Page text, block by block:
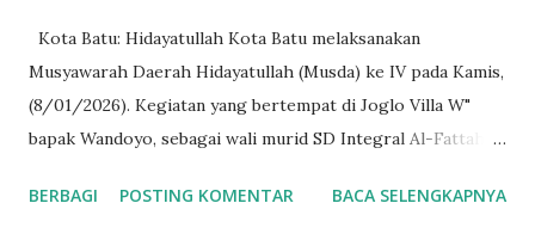
Kota Batu: Hidayatullah Kota Batu melaksanakan
Musyawarah Daerah Hidayatullah (Musda) ke IV pada Kamis,
(8/01/2026). Kegiatan yang bertempat di Joglo Villa W"
bapak Wandoyo, sebagai wali murid SD Integral Al-Fattah,
"Demi dakwah dan perjuangan Islam saya persilahkan Villa
BERBAGI POSTING KOMENTAR BACA SELENGKAPNYA